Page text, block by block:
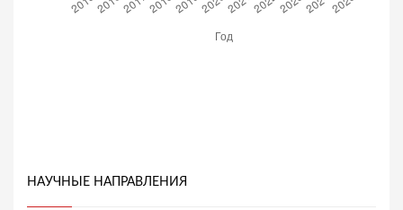
НАУЧНЫЕ НАПРАВЛЕНИЯ